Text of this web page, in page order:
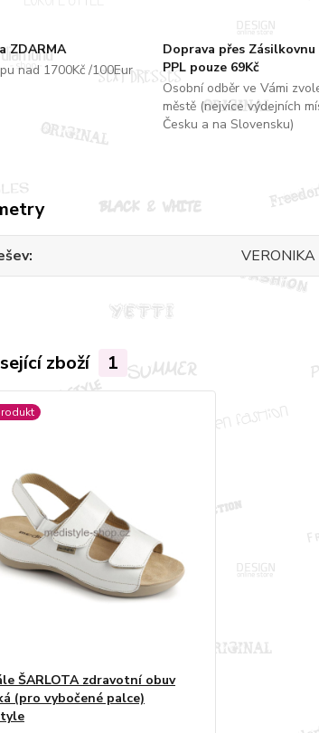
ZDARMA
nad 1700Kč /100Eur
Doprava přes Zásilkovnu
PPL pouze 69Kč
Osobní odběr ve Vámi
městě (nejvíce výdejních
Česku a na Slovensku)
VERONIKA
zboží 1
ŠARLOTA zdravotní obuv
(pro vybočené palce)